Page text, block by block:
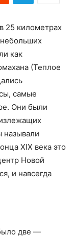
25 километрах
небольших
как
(Теплое
самые
Они были
называли
XIX века это
Новой
и навсегда
две —